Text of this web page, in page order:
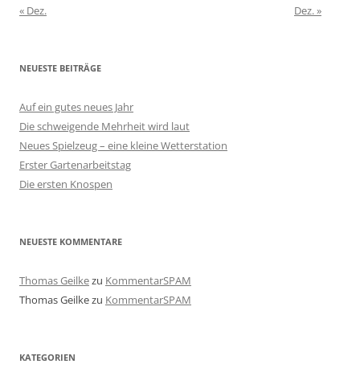
« Dez.
Dez. »
NEUESTE BEITRÄGE
Auf ein gutes neues Jahr
Die schweigende Mehrheit wird laut
Neues Spielzeug – eine kleine Wetterstation
Erster Gartenarbeitstag
Die ersten Knospen
NEUESTE KOMMENTARE
Thomas Geilkezu KommentarSPAM
Thomas Geilkezu KommentarSPAM
KATEGORIEN